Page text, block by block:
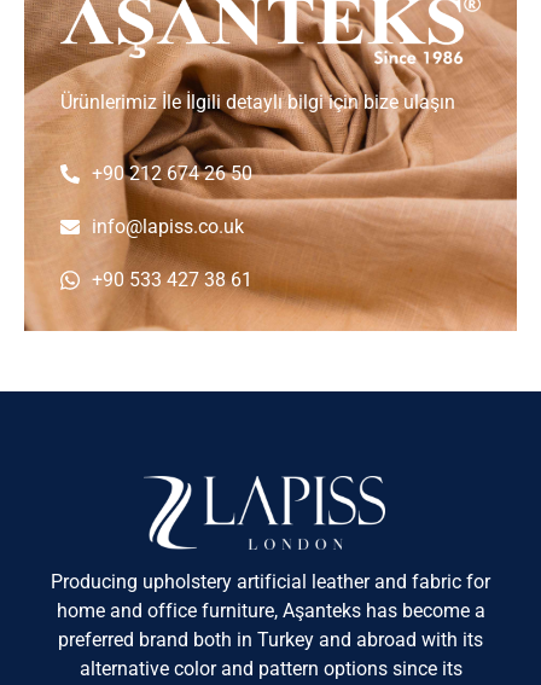
Ürünlerimiz İle İlgili detaylı bilgi için bize ulaşın
+90 212 674 26 50
info@lapiss.co.uk
+90 533 427 38 61
Producing upholstery artificial leather and fabric for
home and office furniture, Aşanteks has become a
preferred brand both in Turkey and abroad with its
alternative color and pattern options since its